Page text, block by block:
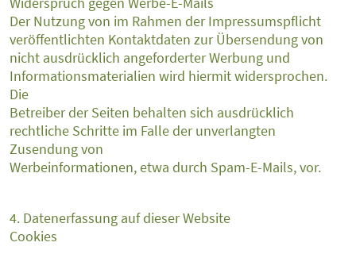
Der Nutzung von im Rahmen der Impressumspflicht
veröffentlichten Kontaktdaten zur Übersendung von
nicht ausdrücklich angeforderter Werbung und
Informationsmaterialien wird hiermit widersprochen.
Die
Betreiber der Seiten behalten sich ausdrücklich
rechtliche Schritte im Falle der unverlangten
Zusendung von
Werbeinformationen, etwa durch Spam-E-Mails, vor.
4. Datenerfassung auf dieser Website
Cookies